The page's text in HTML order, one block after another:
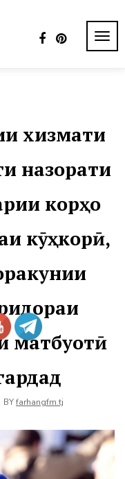
хизмати
назорати
корҳо
кӯҳкорӣ,
матбуотӣ
BYfarhangfm.tj